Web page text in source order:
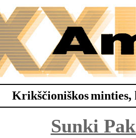
Krikščioniškosminties,
Sunki